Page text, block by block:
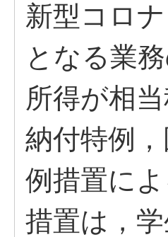
新型コロ
となる業
所得が相
納付特例
例措置に
措置は，